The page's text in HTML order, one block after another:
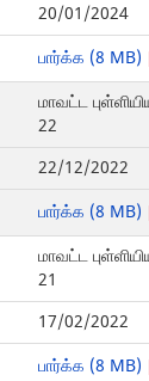
20/01/2024
பார்க்க (8 MB)
மாவட்ட
22
22/12/2022
பார்க்க (8 MB)
மாவட்ட
21
17/02/2022
பார்க்க (8 MB)